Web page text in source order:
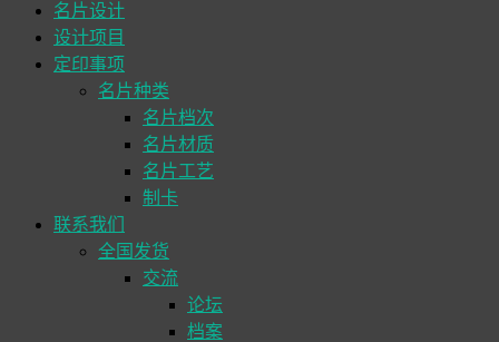
名片设计
设计项目
定印事项
名片种类
名片档次
名片材质
名片工艺
制卡
联系我们
全国发货
交流
论坛
档案